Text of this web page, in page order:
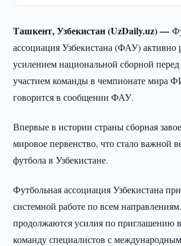
Ташкент, Узбекистан (UzDaily.uz) —
ассоциация Узбекистана (ФАУ) активно
усилением национальной сборной
участием команды в чемпионате мира
говорится в сообщении ФАУ.
Впервые в истории страны сборная
мировое первенство, что стало важной
футбола в Узбекистане.
Футбольная ассоциация Узбекистана
системной работе по всем
продолжаются усилия по приглашению
команду специалистов с